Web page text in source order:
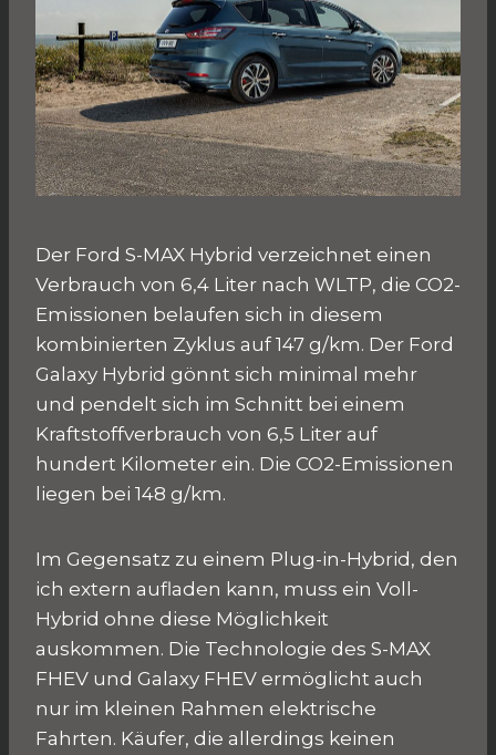
Der Ford S-MAX Hybrid verzeichnet einen
Verbrauch von 6,4 Liter nach WLTP, die CO2-
Emissionen belaufen sich in diesem
kombinierten Zyklus auf 147 g/km. Der Ford
Galaxy Hybrid gönnt sich minimal mehr
und pendelt sich im Schnitt bei einem
Kraftstoffverbrauch von 6,5 Liter auf
hundert Kilometer ein. Die CO2-Emissionen
liegen bei 148 g/km.
Im Gegensatz zu einem Plug-in-Hybrid, den
ich extern aufladen kann, muss ein Voll-
Hybrid ohne diese Möglichkeit
auskommen. Die Technologie des S-MAX
FHEV und Galaxy FHEV ermöglicht auch
nur im kleinen Rahmen elektrische
Fahrten. Käufer, die allerdings keinen